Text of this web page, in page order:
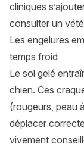
cliniques
consulter un
Les engelures
temps froid
Le sol gelé
chien. Ces
(rougeurs, peau
déplacer
vivement